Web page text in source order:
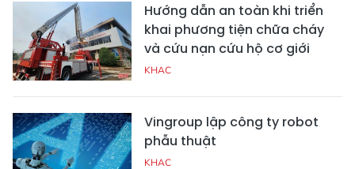
Hướng dẫn an toàn khi triển
khai phương tiện chữa cháy
và cứu nạn cứu hộ cơ giới
KHAC
Vingroup lập công ty robot
phẫu thuật
KHAC